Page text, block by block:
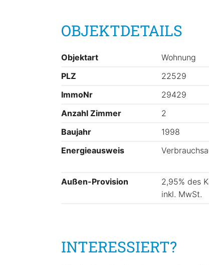
OBJEKTDETAILS
Objektart Wohnung
PLZ
22529
ImmoNr
29429
Anzahl Zimmer
2
Baujahr
1998
Energieausweis
Außen-Provision
2,95% des
inkl. MwSt.
INTERESSIERT?